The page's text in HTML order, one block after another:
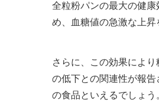
全粒粉パンの最大の健
め、血糖値の急激な上昇
さらに、この効果によ
の低下との関連性が報
の食品といえるでしょう